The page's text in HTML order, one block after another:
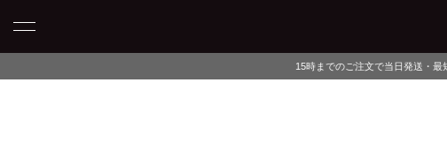
15時までのご注文で当日発送・最短翌日午前中にお届け